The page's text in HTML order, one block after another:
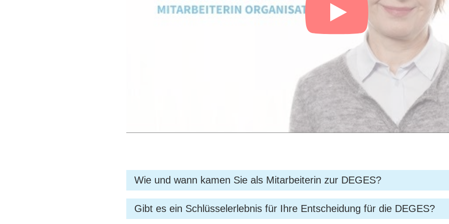
Wie und wann kamen Sie als Mitarbeiterin zur DEGES?
Zur DEGES kam ich 2014. Meine vorherigen Stationen als Organisatorin
Gibt es ein Schlüsselerlebnis für Ihre Entscheidung für die DEGES?